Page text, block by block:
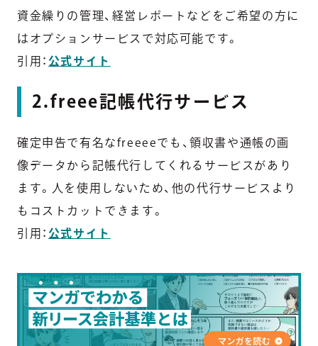
資金繰りの管理、経営レポートなどをご希望の方に
はオプションサービスで対応可能です。
引用： 公式サイト
2.freee記帳代行サービス
確定申告で有名なfreeeeでも、領収書や通帳の画
像データから記帳代行してくれるサービスがあり
ます。人を使用しないため、他の代行サービスより
もコストカットできます。
引用： 公式サイト